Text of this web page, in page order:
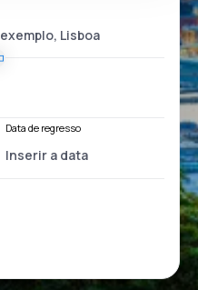
Data de regresso